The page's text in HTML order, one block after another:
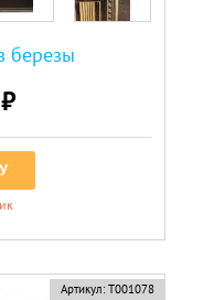
березы
Артикул: Т001078